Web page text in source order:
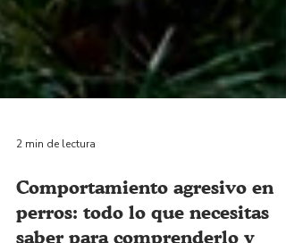
2 min de lectura
Comportamiento agresivo en